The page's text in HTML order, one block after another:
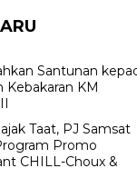
Santunan
Kebakaran KM
Taat, PJ Samsat
Promo
CHILL-Choux &